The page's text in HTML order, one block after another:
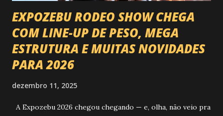
EXPOZEBU RODEO SHOW CHEGA
COM LINE-UP DE PESO, MEGA
ESTRUTURA E MUITAS NOVIDADES
PARA 2026
dezembro 11, 2025
A Expozebu 2026 chegou chegando — e, olha, não veio pra